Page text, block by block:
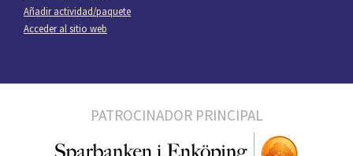
Añadir actividad/paquete
Acceder al sitio web
PATROCINADOR PRINCIPAL